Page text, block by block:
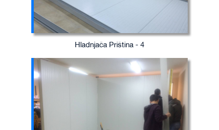
Hladnjača Priština - 4